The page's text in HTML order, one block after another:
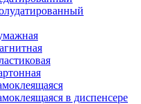
в диспенсере